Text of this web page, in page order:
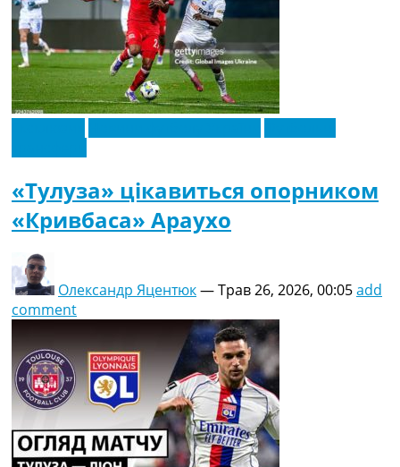
«Тулуза» цікавиться опорником
«Кривбаса» Араухо
Олександр Яцентюк—Трав 26, 2026, 00:05add
comment